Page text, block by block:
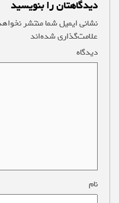
دیدگاهتان را بنویسید
نشانی ایمیل شما منتشر
علامت‌گذاری شده‌اند
دیدگاه
نام